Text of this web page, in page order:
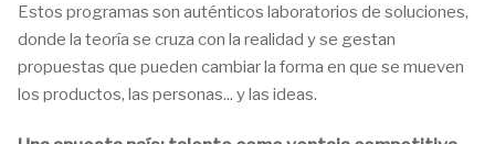
Estos programas son auténticos laboratorios de soluciones,
donde la teoría se cruza con la realidad y se gestan
propuestas que pueden cambiar la forma en que se mueven
los productos, las personas... y las ideas.